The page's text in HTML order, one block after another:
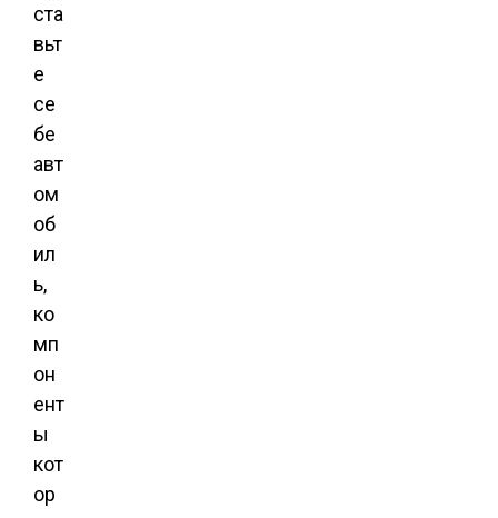
ста
вьт
е
се
бе
авт
ом
об
ил
ь,
ко
мп
он
ент
ы
кот
ор